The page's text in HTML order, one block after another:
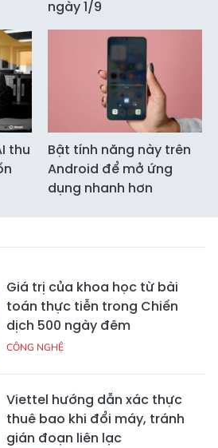
ngày 1/9
thu
Bật tính năng này trên
Android để mở ứng
dụng nhanh hơn
Giá trị của khoa học từ bài
toán thực tiễn trong Chiến
dịch 500 ngày đêm
CÔNG NGHỆ
Viettel hướng dẫn xác thực
thuê bao khi đổi máy, tránh
gián đoạn liên lạc